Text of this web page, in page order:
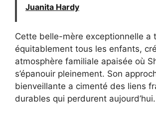
Juanita Hardy
Cette belle-mère exceptionnelle a
équitablement tous les enfants,
atmosphère familiale apaisée où
s’épanouir pleinement. Son
bienveillante a cimenté des liens
durables qui perdurent aujourd’hui.